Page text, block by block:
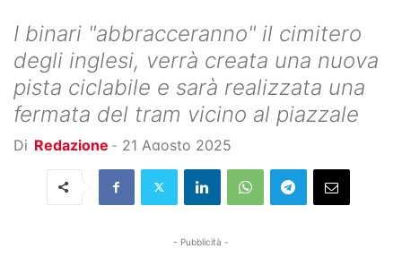
I binari "abbracceranno" il cimitero
degli inglesi, verrà creata una nuova
pista ciclabile e sarà realizzata una
fermata del tram vicino al piazzale
Di Redazione - 21 Agosto 2025
- Pubblicità -